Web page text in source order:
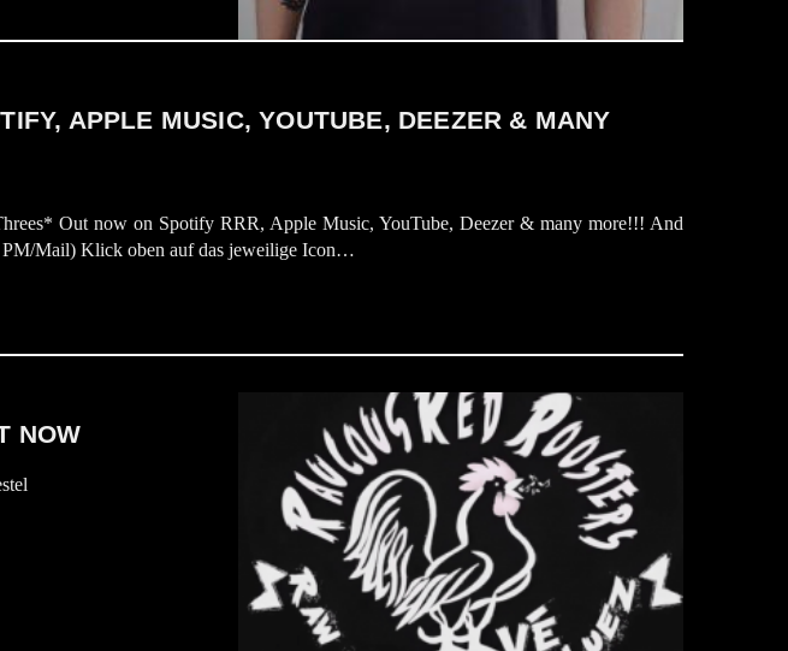
APPLE MUSIC, YOUTUBE, DEEZER & MANY
Out now on Spotify RRR, Apple Music, YouTube, Deezer & many more!!! And
PM/Mail) Klick oben auf das jeweilige Icon…
NOW